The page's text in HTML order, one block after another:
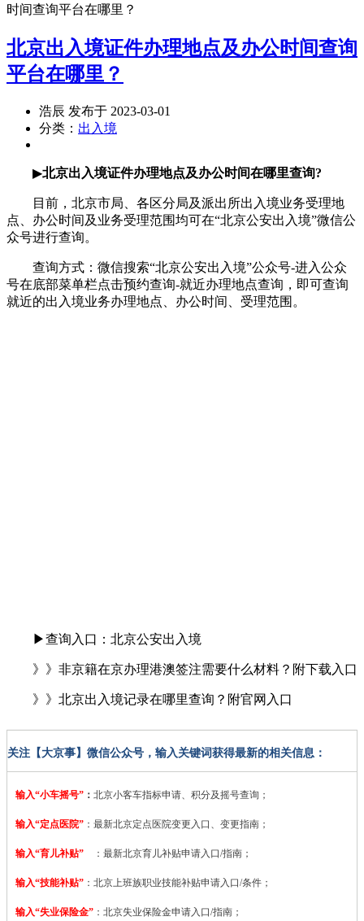
时间查询平台在哪里？
北京出入境证件办理地点及办公时间查询
平台在哪里？
浩辰 发布于 2023-03-01
分类： 出入境
▶北京出入境证件办理地点及办公时间在哪里查询?
目前，北京市局、各区分局及派出所出入境业务受理地
点、办公时间及业务受理范围均可在“北京公安出入境”微信公
众号进行查询。
查询方式：微信搜索“北京公安出入境”公众号-进入公众
号在底部菜单栏点击预约查询-就近办理地点查询，即可查询
就近的出入境业务办理地点、办公时间、受理范围。
▶查询入口：北京公安出入境
》》非京籍在京办理港澳签注需要什么材料？附下载入口
》》北京出入境记录在哪里查询？附官网入口
关注【大京事】微信公众号，输入关键词获得最新的相关信息：
输入“小车摇号” ： 北京小客车指标申请、积分及摇号查询；
输入“定点医院” ： 最新北京定点医院变更入口、变更指南；
输入“育儿补贴” ：最新北京育儿补贴申请入口/指南；
输入“技能补贴” ： 北京上班族职业技能补贴申请入口/条件；
输入“失业保险金” ：北京失业保险金申请入口/指南；